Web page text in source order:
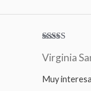
con5de 5
Virginia
Muy